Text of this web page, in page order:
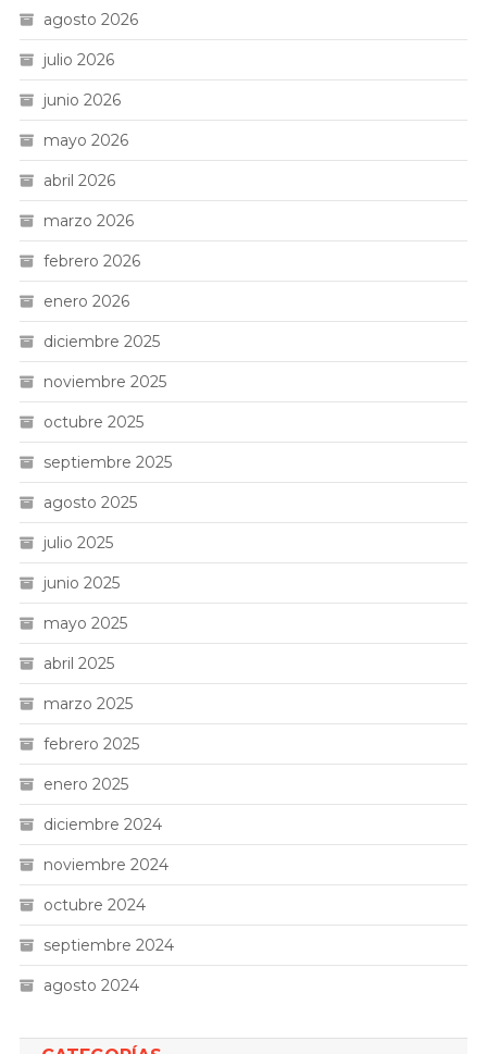
agosto 2026
julio 2026
junio 2026
mayo 2026
abril 2026
marzo 2026
febrero 2026
enero 2026
diciembre 2025
noviembre 2025
octubre 2025
septiembre 2025
agosto 2025
julio 2025
junio 2025
mayo 2025
abril 2025
marzo 2025
febrero 2025
enero 2025
diciembre 2024
noviembre 2024
octubre 2024
septiembre 2024
agosto 2024